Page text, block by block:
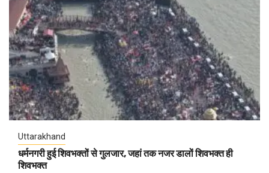
Uttarakhand
धर्मनगरी हुई शिवभक्तों से गुलजार, जहां तक नजर डालों शिवभक्त ही
शिवभक्त